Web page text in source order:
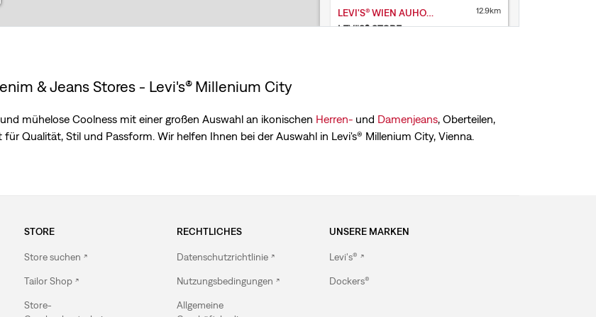
LEVI'S® WIEN AUHOF CENTER
LEVI'S® STORE
12.9km
von Online-Bestellungen
& Jeans Stores - Levi's® Millenium City
mühelose Coolness mit einer großen Auswahl an ikonischen Herren-und Damenjeans, Oberteilen,
Qualität, Stil und Passform. Wir helfen Ihnen bei der Auswahl in Levi's® Millenium City, Vienna.
STORE
Store suchen
Tailor Shop
Store-
RECHTLICHES
Datenschutzrichtlinie
Nutzungsbedingungen
Allgemeine
UNSERE MARKEN
Levi's®
Dockers®